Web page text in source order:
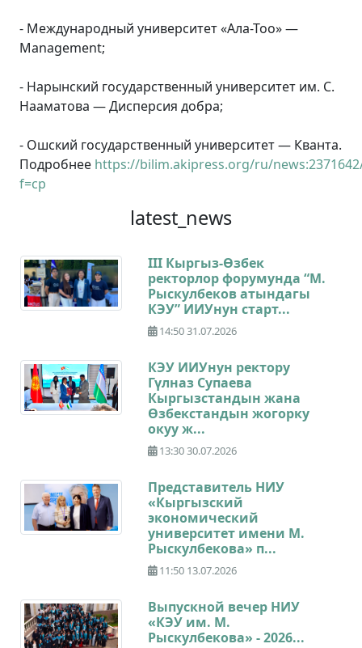
- Международный университет «Ала-Тоо» —
Management;
- Нарынский государственный университет им. С.
Нааматова — Дисперсия добра;
- Ошский государственный университет — Кванта.
Подробнее https://bilim.akipress.org/ru/
f=cp
latest_news
III Кыргыз-Өзбек
ректорлор форумунда “М.
Рыскулбеков атындагы
КЭУ” ИИУнун старт...
14:50 31.07.2026
КЭУ ИИУнун ректору
Гүлназ Супаева
Кыргызстандын жана
Өзбекстандын жогорку
окуу ж...
13:30 30.07.2026
Представитель НИУ
«Кыргызский
экономический
университет имени М.
Рыскулбекова» п...
11:50 13.07.2026
Выпускной вечер НИУ
«КЭУ им. М.
Рыскулбекова» - 2026...